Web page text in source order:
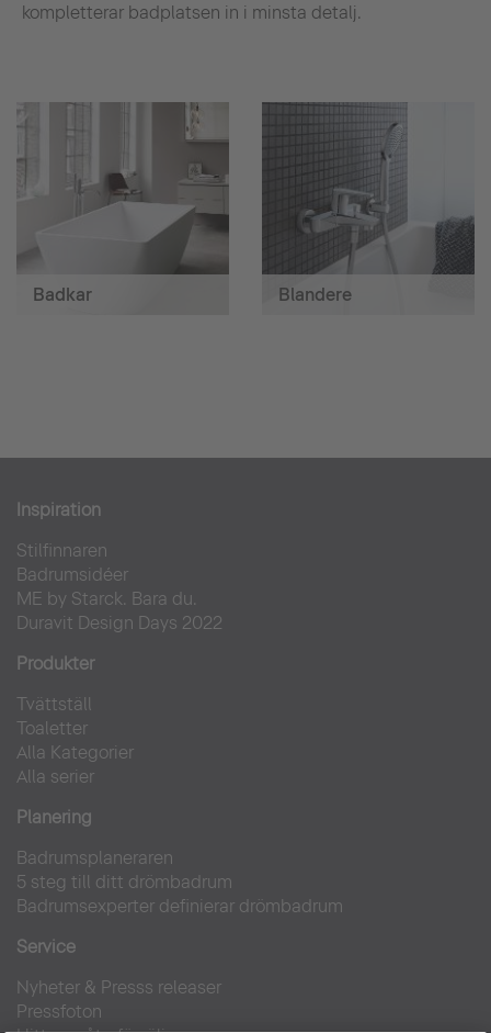
kompletterar badplatsen in i minsta detalj.
Badkar Blandere
Inspiration
Stilfinnaren
Badrumsidéer
ME by Starck. Bara du.
Duravit Design Days 2022
Produkter
Tvättställ
Toaletter
Alla Kategorier
Alla serier
Planering
Badrumsplaneraren
5 steg till ditt drömbadrum
Badrumsexperter definierar drömbadrum
Service
Nyheter & Presss releaser
Pressfoton